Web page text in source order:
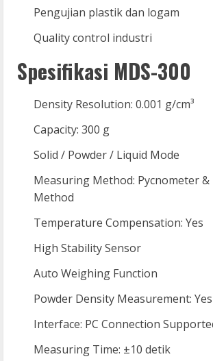
Pengujian plastik dan logam
Quality control industri
Spesifikasi MDS-300
Density Resolution: 0.001 g/cm³
Capacity: 300 g
Solid / Powder / Liquid Mode
Measuring Method: Pycnometer
Method
Temperature Compensation: Yes
High Stability Sensor
Auto Weighing Function
Powder Density Measurement: Yes
Interface: PC Connection
Measuring Time: ±10 detik